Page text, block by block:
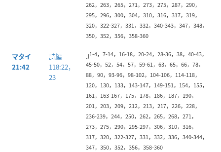
262，263，265，271，273，275，287，290，
295，296，300，304，310，316，317，319，
320，322-327，331，332，340-343，347，348，
350，352，356，358-360
マタイ
21:42
詩編
118:22，
23
J1-4，7-14，16-18，20-24，28-36，38，40-43，
45-50，52，54，57，59-61，63，65，66，78，
88，90，93-96，98-102，104-106，114-118，
120，130，133，143-147，149-151，154，155，
161，163-167，175，178，186，187，190，
201，203，209，212，213，217，226，228，
236-239，244，250，262，265，268，271，
273，275，290，295-297，306，310，316，
317，320，322-327，331，332，336，340-344，
347，350，352，356，358-360